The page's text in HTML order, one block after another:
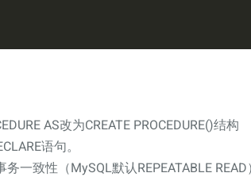
AS改为CREATE PROCEDURE()结构
语句。
一致性（MySQL默认REPEATABLE READ